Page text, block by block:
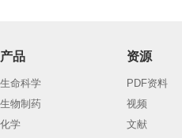
产品
生命科学
生物制药
化学
资源
PDF资料
视频
文献